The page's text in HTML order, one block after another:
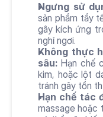
Ngưng sử
sản phẩm tẩy
gây kích ứng
nghỉ ngơi.
Không thực
sâu: Hạn chế
kim, hoặc lột
tránh gây tổn
Hạn chế tác
massage hoặc